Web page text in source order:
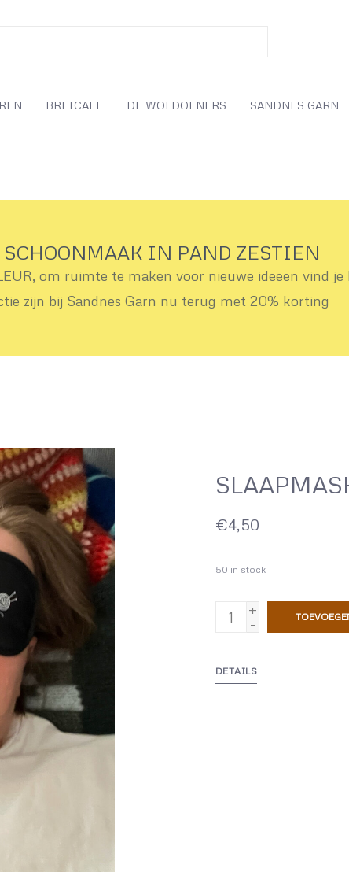
BREICAFE DE WOLDOENERS SANDNES GARN
SCHOONMAAK IN PAND ZESTIEN
om ruimte te maken voor nieuwe ideeën vind je
zijn bij Sandnes Garn nu terug met 20% korting
€4,50
50 in stock
+
-
DETAILS